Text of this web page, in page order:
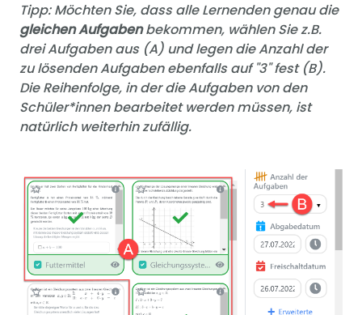
Tipp: Möchten Sie, dass alle Lernenden genau die
gleichen Aufgabenbekommen, wählen Sie z.B.
drei Aufgaben aus (A) und legen die Anzahl der
zu lösenden Aufgaben ebenfalls auf "3" fest (B).
Die Reihenfolge, in der die Aufgaben von den
Schüler*innen bearbeitet werden müssen, ist
natürlich weiterhin zufällig.